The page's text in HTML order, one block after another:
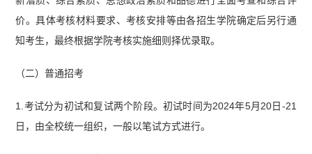
价。具体考核材料要求、考核安排等由各招生学院确定后另行通
知考生，最终根据学院考核实施细则择优录取。
（二）普通招考
1.考试分为初试和复试两个阶段。初试时间为2024年5月20日-21
日，由全校统一组织，一般以笔试方式进行。